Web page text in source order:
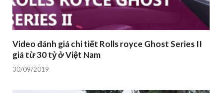
Video đánh giá chi tiết Rolls royce Ghost Series II
giá từ 30 tỷ ở Việt Nam
30/09/2019